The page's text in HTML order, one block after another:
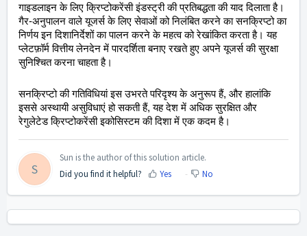
गाइडलाइन के लिए क्रिप्टोकरेंसी इंडस्ट्री की प्रतिबद्धता की याद दिलाता है।
गैर-अनुपालन वाले यूजर्स के लिए सेवाओं को निलंबित करने का सनक्रिप्टो का
निर्णय इन दिशानिर्देशों का पालन करने के महत्व को रेखांकित करता है। यह
प्लेटफ़ॉर्म वित्तीय लेनदेन में पारदर्शिता बनाए रखते हुए अपने यूजर्स की सुरक्षा
सुनिश्चित करना चाहता है।
सनक्रिप्टो की गतिविधियां इस उभरते परिदृश्य के अनुरूप हैं, और हालांकि
इससे अस्थायी असुविधाएं हो सकती हैं, यह देश में अधिक सुरक्षित और
रेगुलेटेड क्रिप्टोकरेंसी इकोसिस्टम की दिशा में एक कदम है।
S
Sun is the author of this solution article.
Did you find it helpful?
Yes No